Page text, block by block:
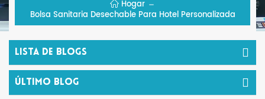
Hogar
Bolsa Sanitaria Desechable Para Hotel Personalizada
Lista De Blogs
Último Blog